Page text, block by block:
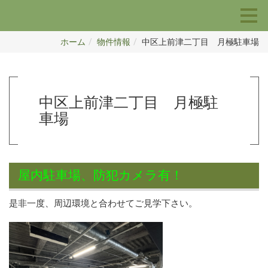
ホーム 物件情報 中区上前津二丁目 月極駐車場
中区上前津二丁目 月極駐
車場
屋内駐車場、防犯カメラ有！
是非一度、周辺環境と合わせてご見学下さい。